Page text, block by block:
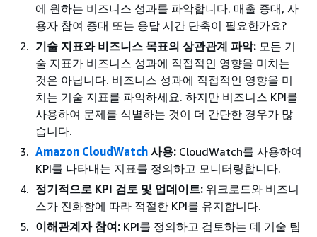
에 원하는 비즈니스 성과를 파악합니다. 매출 증대, 사
용자 참여 증대 또는 응답 시간 단축이 필요한가요?
기술 지표와 비즈니스 목표의 상관관계 파악: 모든 기
술 지표가 비즈니스 성과에 직접적인 영향을 미치는
것은 아닙니다. 비즈니스 성과에 직접적인 영향을 미
치는 기술 지표를 파악하세요. 하지만 비즈니스 KPI를
사용하여 문제를 식별하는 것이 더 간단한 경우가 많
습니다.
Amazon CloudWatch 사용: CloudWatch를 사용하여
KPI를 나타내는 지표를 정의하고 모니터링합니다.
정기적으로 KPI 검토 및 업데이트: 워크로드와 비즈니
스가 진화함에 따라 적절한 KPI를 유지합니다.
이해관계자 참여: KPI를 정의하고 검토하는 데 기술 팀